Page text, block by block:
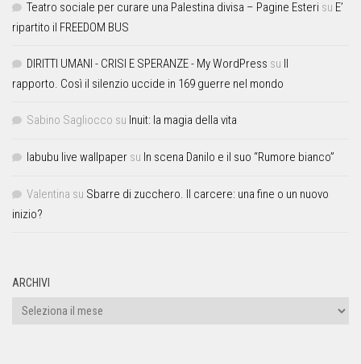
Teatro sociale per curare una Palestina divisa – Pagine Esteri su E’
ripartito il FREEDOM BUS
DIRITTI UMANI - CRISI E SPERANZE - My WordPress su Il
rapporto. Così il silenzio uccide in 169 guerre nel mondo
Sabino Sagliocco su Inuit: la magia della vita
labubu live wallpaper su In scena Danilo e il suo “Rumore bianco”
Valentina su Sbarre di zucchero. Il carcere: una fine o un nuovo
inizio?
ARCHIVI